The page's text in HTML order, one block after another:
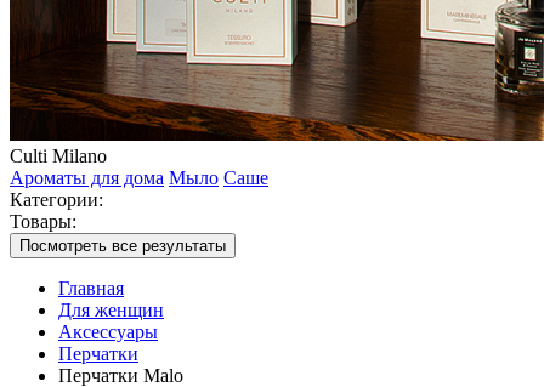
Culti Milano
Ароматы для дома Мыло Саше
Категории:
Товары:
Посмотреть все результаты
Главная
Для женщин
Аксессуары
Перчатки
Перчатки Malo